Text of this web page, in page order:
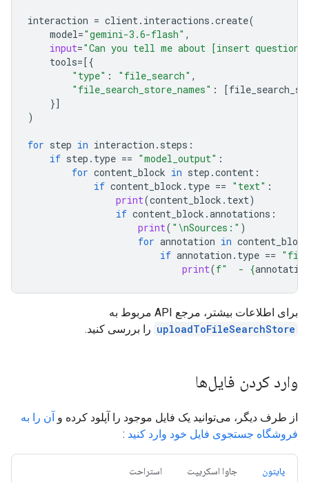
interaction = client. interactions .create(
model="gemini-3.6-flash" ,
input="Can you tell me about [insert
tools=[{
"type" : "file_search" ,
"file_search_store_names" : [
}]
)
for step in interaction . steps :
if step . type == "model_output" :
for content_block in step .content :
if content_block . type == "text" :
print(content_block . text)
if content_block .annotations :
print( " \nSources:" )
for annotation in content_block
if annotation . type ==
print(f"  - {
برای اطلاعات بیشتر، مرجع API مربوط به
uploadToFileSearchStore را بررسی کنید.
وارد کردن فایل‌ها
از طرف دیگر، می‌توانید یک فایل موجود را آپلود کرده و آن را به
فروشگاه جستجوی فایل خود وارد کنید :
پایتون جاوا اسکریپت استراحت